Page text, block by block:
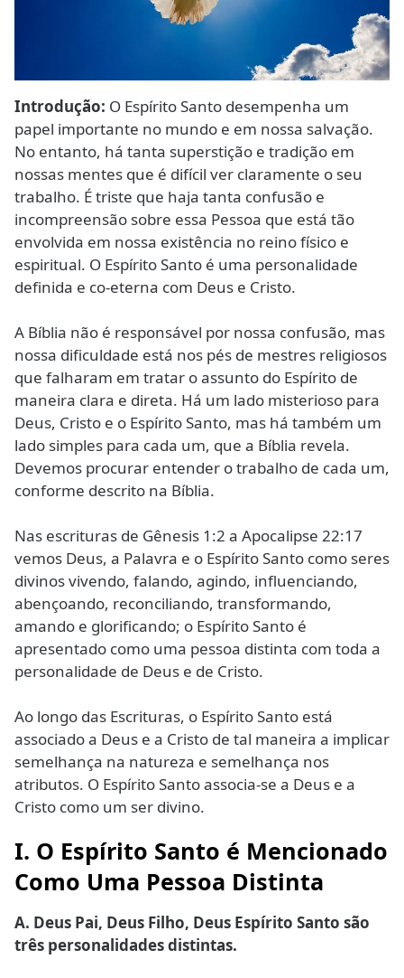
Introdução: O Espírito Santo desempenha um
papel importante no mundo e em nossa salvação.
No entanto, há tanta superstição e tradição em
nossas mentes que é difícil ver claramente o seu
trabalho. É triste que haja tanta confusão e
incompreensão sobre essa Pessoa que está tão
envolvida em nossa existência no reino físico e
espiritual. O Espírito Santo é uma personalidade
definida e co-eterna com Deus e Cristo.
A Bíblia não é responsável por nossa confusão, mas
nossa dificuldade está nos pés de mestres religiosos
que falharam em tratar o assunto do Espírito de
maneira clara e direta. Há um lado misterioso para
Deus, Cristo e o Espírito Santo, mas há também um
lado simples para cada um, que a Bíblia revela.
Devemos procurar entender o trabalho de cada um,
conforme descrito na Bíblia.
Nas escrituras de Gênesis 1:2 a Apocalipse 22:17
vemos Deus, a Palavra e o Espírito Santo como seres
divinos vivendo, falando, agindo, influenciando,
abençoando, reconciliando, transformando,
amando e glorificando; o Espírito Santo é
apresentado como uma pessoa distinta com toda a
personalidade de Deus e de Cristo.
Ao longo das Escrituras, o Espírito Santo está
associado a Deus e a Cristo de tal maneira a implicar
semelhança na natureza e semelhança nos
atributos. O Espírito Santo associa-se a Deus e a
Cristo como um ser divino.
I. O Espírito Santo é Mencionado
Como Uma Pessoa Distinta
A. Deus Pai, Deus Filho, Deus Espírito Santo são
três personalidades distintas.